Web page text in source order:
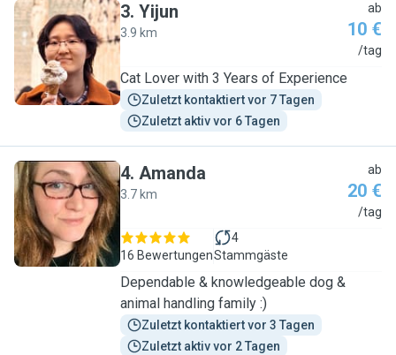
Y
3. Yijun
3.9 km
ab
10 €
/tag
Cat Lover with 3 Years of Experience
Zuletzt kontaktiert vor 7 Tagen
Zuletzt aktiv vor 6 Tagen
A
4. Amanda
3.7 km
ab
20 €
/tag
16 Bewertungen
4
Stammgäste
Dependable & knowledgeable dog &
animal handling family :)
Zuletzt kontaktiert vor 3 Tagen
Zuletzt aktiv vor 2 Tagen